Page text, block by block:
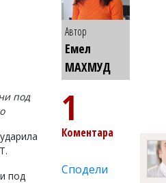
под
под
Автор
Емел
МАХМУД
1
Коментара
Сподели